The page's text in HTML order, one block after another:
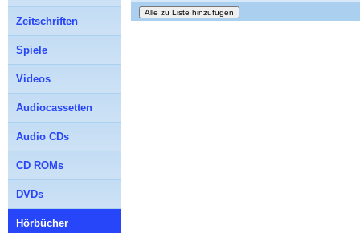
Zeitschriften
Spiele
Videos
Audiocassetten
Audio CDs
CD ROMs
DVDs
Hörbücher